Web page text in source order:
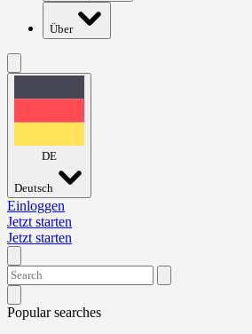
Über
DE
Deutsch
Einloggen
Jetzt starten
Jetzt starten
Popular searches